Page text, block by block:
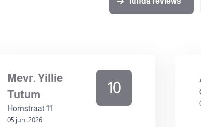
Mevr. Yillie
Tutum
Hornstraat 11
05 jun. 2026
10